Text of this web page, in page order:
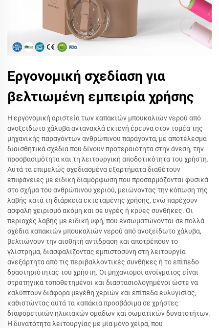
Εργονομική σχεδίαση για
βελτιωμένη εμπειρία χρήσης
Η εργονομική αριστεία των καπακιών μπουκαλιών νερού από
ανοξείδωτο χάλυβα αντανακλά εκτενή έρευνα στον τομέα της
μηχανικής παραγόντων ανθρώπινου παράγοντα, με αποτέλεσμα
διαισθητικά σχέδια που δίνουν προτεραιότητα στην άνεση, την
προσβασιμότητα και τη λειτουργική αποδοτικότητα του χρήστη.
Αυτά τα επιμελώς σχεδιασμένα εξαρτήματα διαθέτουν
επιφάνειες με ειδική διαμόρφωση που προσαρμόζονται φυσικά
στο σχήμα του ανθρώπινου χεριού, μειώνοντας την κόπωση της
λαβής κατά τη διάρκεια εκτεταμένης χρήσης, ενώ παρέχουν
ασφαλή χειρισμό ακόμη και σε υγρές ή κρύες συνθήκες. Οι
περιοχές λαβής με ειδική υφή, που ενσωματώνονται σε πολλά
σχέδια καπακιών μπουκαλιών νερού από ανοξείδωτο χάλυβα,
βελτιώνουν την αισθητή αντίδραση και αποτρέπουν το
γλίστρημα, διασφαλίζοντας εμπιστοσύνη στη λειτουργία
ανεξάρτητα από τις περιβαλλοντικές συνθήκες ή το επίπεδο
δραστηριότητας του χρήστη. Οι μηχανισμοί ανοίγματος είναι
στρατηγικά τοποθετημένοι και διαστασιολογημένοι ώστε να
καλύπτουν διάφορα μεγέθη χεριών και επίπεδα ευλυγισίας,
καθιστώντας αυτά τα καπάκια προσβάσιμα σε χρήστες
διαφορετικών ηλικιακών ομάδων και σωματικών δυνατοτήτων.
Η δυνατότητα λειτουργίας με μία μόνο χείρα, που